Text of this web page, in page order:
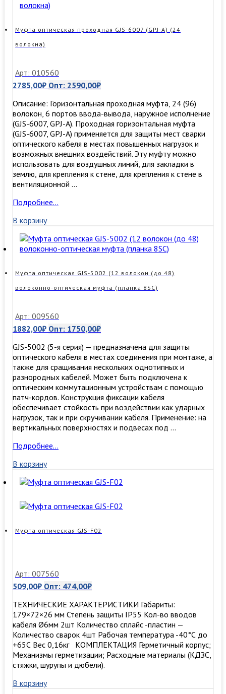
Муфта оптическая проходная GJS-6007 (GPJ-A) (24
волокна)
Арт: 010560
2785,00₽ Опт: 2590,00₽
Описание: Горизонтальная проходная муфта, 24 (96)
волокон, 6 портов ввода-вывода, наружное исполнение
(GJS-6007, GPJ-A). Проходная горизонтальная муфта
(GJS-6007, GPJ-A) применяется для защиты мест сварки
оптического кабеля в местах повышенных нагрузок и
возможных внешних воздействий. Эту муфту можно
использовать для воздушных линий, для закладки в
землю, для крепления к стене, для крепления к стене в
вентиляционной …
Муфта
проходная
GJS-
6007
(GPJ-
(24
Подробнее…
В корзину
Муфта оптическая GJS-5002 (12 волокон (до 48)
волоконно-оптическая муфта (планка 8SC)
Арт: 009560
1882,00₽ Опт: 1750,00₽
GJS-5002 (5-я серия) — предназначена для защиты
оптического кабеля в местах соединения при монтаже, а
также для сращивания нескольких однотипных и
разнородных кабелей. Может быть подключена к
оптическим коммутационным устройствам с помощью
патч-кордов. Конструкция фиксации кабеля
обеспечивает стойкость при воздействии как ударных
нагрузок, так и при скручивании кабеля. Применение: на
вертикальных поверхностях и подвесах под …
Муфта
GJS-
5002
(12
(до
оптическая
Подробнее…
В корзину
Муфта оптическая GJS-F02
Арт: 007560
509,00₽ Опт: 474,00₽
ТЕХНИЧЕСКИЕ ХАРАКТЕРИСТИКИ Габариты:
179×72×26 мм Степень защиты IP55 Кол-во вводов
кабеля Ø6мм 2шт Количество сплайс -пластин —
Количество сварок 4шт Рабочая температура -40°С до
+65С Вес 0,16кг КОМПЛЕКТАЦИЯ Герметичный корпус;
Механизмы герметизации; Расходные материалы (КДЗС,
стяжки, шурупы и дюбели).
В корзину